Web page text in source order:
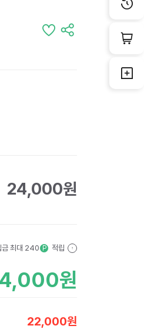
24,000원
최대 240 P 적립 ?
원
22,000원